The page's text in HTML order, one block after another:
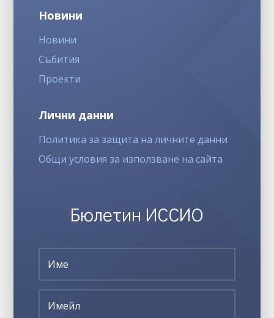
Новини
Новини
Събития
Проекти
Лични данни
Политика за защита на личните данни
Общи условия за използване на сайта
Бюлетин ИССИО